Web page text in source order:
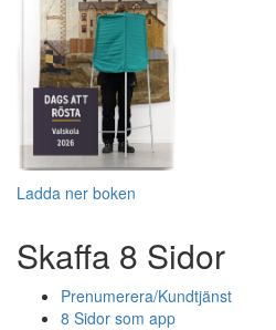
Ladda ner boken
Skaffa 8 Sidor
Prenumerera/Kundtjänst
8 Sidor som app